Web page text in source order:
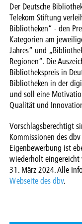
Der Deutsche
Telekom Stiftung
Bibliotheken“ - den
Kategorien am
Jahres“ und
Regionen“. Die
Bibliothekspreis in
Bibliotheken in der
und soll eine
Qualität und
Vorschlagsberechtigt
Kommissionen des
Eigenbewerbung ist
wiederholt eingereicht
31. März 2024. Alle
Webseite des dbv.